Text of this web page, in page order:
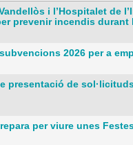
i l’Hospitalet de
prevenir incendis durant
2026 per a
presentació de
per viure unes